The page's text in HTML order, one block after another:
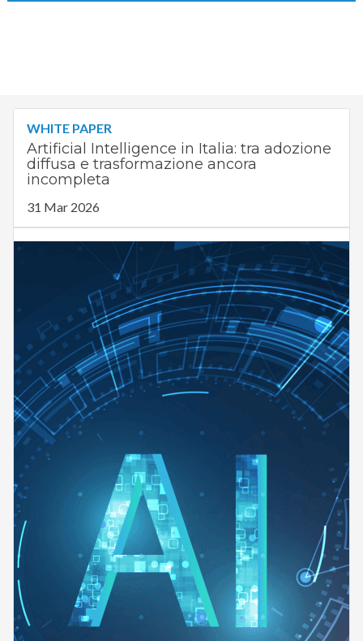
WHITE PAPER
Artificial Intelligence in Italia: tra adozione
diffusa e trasformazione ancora
incompleta
31 Mar 2026